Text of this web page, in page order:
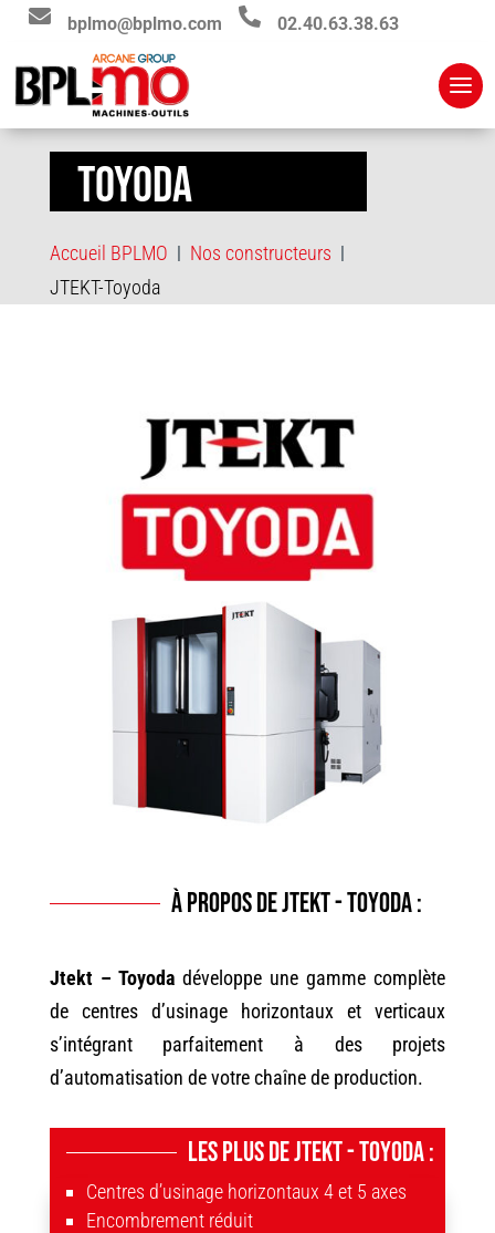
 bplmo@bplmo.com  02.40.63.38.63
+33 (0)2 40 63 38 63
TOYODA
Accueil BPLMO | Nos constructeurs |
JTEKT-Toyoda
À propos de Jtekt - Toyoda :
Jtekt – Toyodadéveloppe une gamme complète
de centres d’usinage horizontaux et verticaux
s’intégrant parfaitement à des projets
d’automatisation de votre chaîne de production.
Les plus de Jtekt - Toyoda :
Centres d’usinage horizontaux 4 et 5 axes
Encombrement réduit